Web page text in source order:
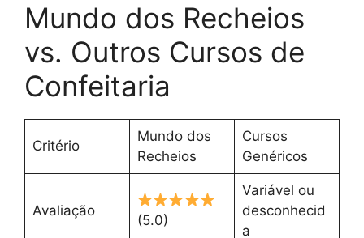
Mundo dos Recheios
vs. Outros Cursos de
Confeitaria
Critério
Mundo dos
Recheios
Cursos
Genéricos
Avaliação
(5.0)
Variável ou
desconhecid
a